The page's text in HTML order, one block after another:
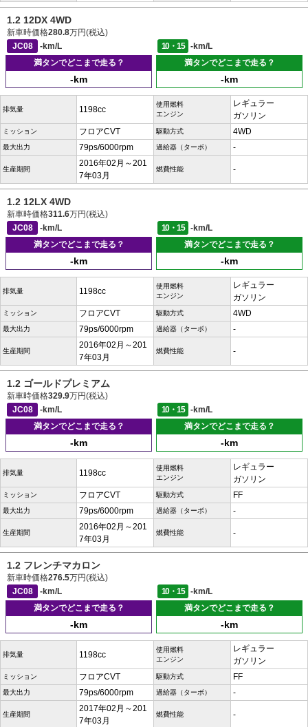
1.2 12DX 4WD
新車時価格280.8万円(税込)
JC08
-km/L 10・15
-km/L
満タンでどこまで走る？
-km
満タンでどこまで走る？
-km
排気量 1198cc
使用燃料
エンジン
レギュラー
ガソリン
ミッション フロアCVT 駆動方式 4WD
最大出力 79ps/6000rpm 過給器（ターボ） -
生産期間
2016年02月～201
7年03月
燃費性能 -
1.2 12LX 4WD
新車時価格311.6万円(税込)
JC08
-km/L 10・15
-km/L
満タンでどこまで走る？
-km
満タンでどこまで走る？
-km
排気量 1198cc
使用燃料
エンジン
レギュラー
ガソリン
ミッション フロアCVT 駆動方式 4WD
最大出力 79ps/6000rpm 過給器（ターボ） -
生産期間
2016年02月～201
7年03月
燃費性能 -
1.2 ゴールドプレミアム
新車時価格329.9万円(税込)
JC08
-km/L 10・15
-km/L
満タンでどこまで走る？
-km
満タンでどこまで走る？
-km
排気量 1198cc
使用燃料
エンジン
レギュラー
ガソリン
ミッション フロアCVT 駆動方式 FF
最大出力 79ps/6000rpm 過給器（ターボ） -
生産期間
2016年02月～201
7年03月
燃費性能 -
1.2 フレンチマカロン
新車時価格276.5万円(税込)
JC08
-km/L 10・15
-km/L
満タンでどこまで走る？
-km
満タンでどこまで走る？
-km
排気量 1198cc
使用燃料
エンジン
レギュラー
ガソリン
ミッション フロアCVT 駆動方式 FF
最大出力 79ps/6000rpm 過給器（ターボ） -
生産期間
2017年02月～201
7年03月
燃費性能 -